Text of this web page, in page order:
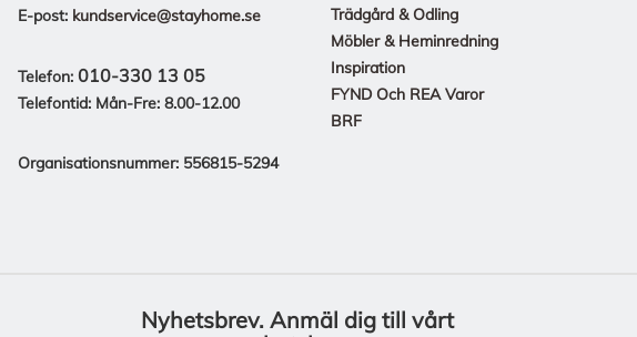
E-post: kundservice@stayhome.se
Telefon: 010-330 13 05
Telefontid: Mån-Fre: 8.00-12.00
Organisationsnummer: 556815-5294
Trädgård & Odling
Möbler & Heminredning
Inspiration
FYND Och REA Varor
BRF
Nyhetsbrev. Anmäl dig till vårt